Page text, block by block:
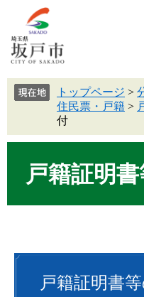
トップページ >
住民票・戸籍 >
付
戸籍証明
戸籍証明書